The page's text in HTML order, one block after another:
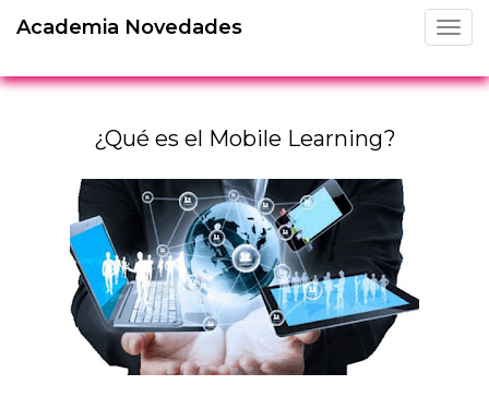
Academia Novedades
¿Qué es el Mobile Learning?